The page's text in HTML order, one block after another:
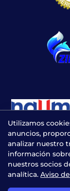
Utilizamos
anuncios,
analizar nuestro
información
nuestros socios
analítica. Aviso